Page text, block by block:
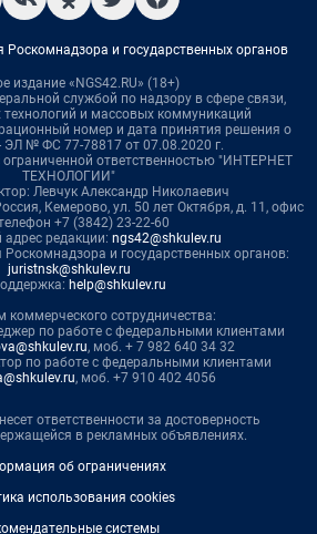
и государственных органов
издание «NGS42.RU» (18+)
службой по надзору в сфере связи,
и массовых коммуникаций
номер и дата принятия решения о
ЭЛ № ФС 77-78817 от 07.08.2020 г.
ответственностью "ИНТЕРНЕТ
ТЕХНОЛОГИИ"
Левчук Александр Николаевич
Кемерово, ул. 50 лет Октября, д. 11, офис
+7 (3842) 23-22-60
редакции: ngs42@shkulev.ru
и государственных органов:
juristnsk@shkulev.ru
help@shkulev.ru
коммерческого сотрудничества:
по работе с федеральными клиентами
, моб. + 7 982 640 34 32
по работе с федеральными клиентами
, моб. +7 910 402 4056
ответственности за достоверность
в рекламных объявлениях.
об ограничениях
использования cookies
системы